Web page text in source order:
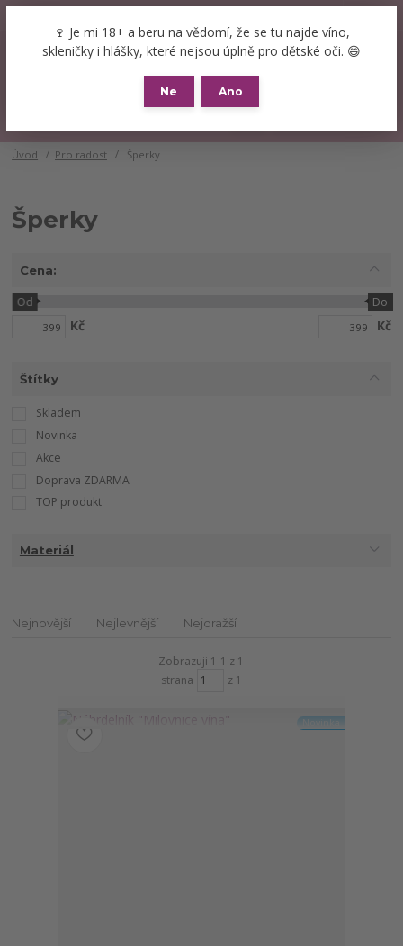
🍷 Je mi 18+ a beru na vědomí, že se tu najde víno,
skleničky i hlášky, které nejsou úplně pro dětské oči. 😄
Ne
Ano
0 Kč
Úvod Pro radost Šperky
Šperky
Cena:
Kč
Od Do
Kč
Štítky
Skladem
Novinka
Akce
Doprava ZDARMA
TOP produkt
Materiál
Nejnovější Nejlevnější Nejdražší
Zobrazuji 1-1 z 1
strana
z 1
Novinka